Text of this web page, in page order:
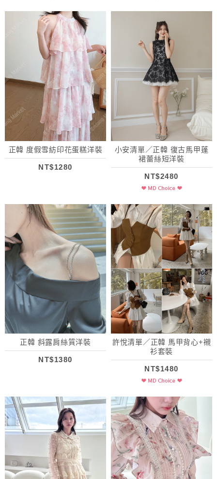
正韓 度假雪紡印花蛋糕洋裝
NT$1280
小安清單／正韓 復古馬甲蓬
裙蕾絲短洋裝
NT$2480
正韓 斜露肩絲質洋裝
NT$1380
許悅清單／正韓 馬甲背心+襯
衫套裝
NT$1480